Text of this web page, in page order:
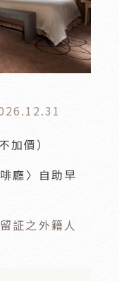
加價）
廳〉自助早
証之外籍人